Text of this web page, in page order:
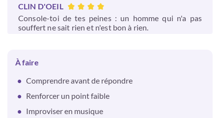
CLIN D'OEIL
Console-toi de tes peines : un homme qui n'a pas
souffert ne sait rien et n'est bon à rien.
À faire
Comprendre avant de répondre
Renforcer un point faible
Improviser en musique